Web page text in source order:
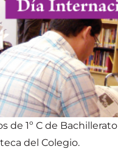
de 1º C de
del Colegio.